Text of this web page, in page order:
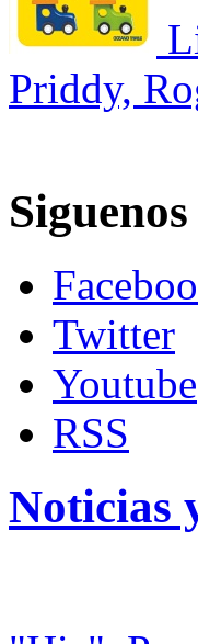
Priddy,
Siguenos
Twitter
Youtube
RSS
Noticias